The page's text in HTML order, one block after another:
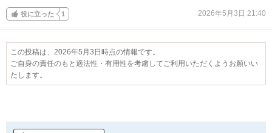
役に立った 1 2026年5月3日 21:40
この投稿は、2026年5月3日時点の情報です。
ご自身の責任のもと適法性・有用性を考慮してご利用いただくようお願いい
たします。